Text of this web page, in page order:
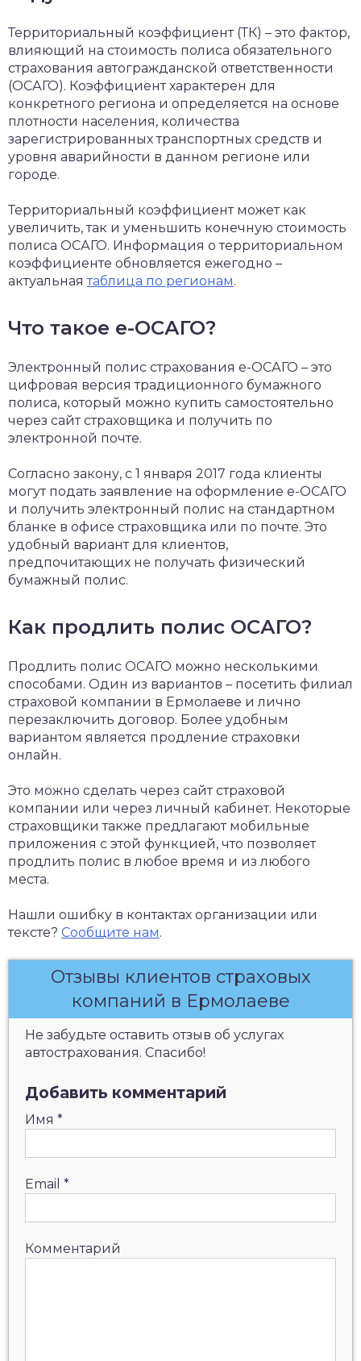
Территориальный коэффициент (ТК) – это фактор,
влияющий на стоимость полиса обязательного
страхования автогражданской ответственности
(ОСАГО). Коэффициент характерен для
конкретного региона и определяется на основе
плотности населения, количества
зарегистрированных транспортных средств и
уровня аварийности в данном регионе или
городе.
Территориальный коэффициент может как
увеличить, так и уменьшить конечную стоимость
полиса ОСАГО. Информация о территориальном
коэффициенте обновляется ежегодно –
актуальнаятаблица по регионам.
Что такое е-ОСАГО?
Электронный полис страхования е-ОСАГО – это
цифровая версия традиционного бумажного
полиса, который можно купить самостоятельно
через сайт страховщика и получить по
электронной почте.
Согласно закону, с 1 января 2017 года клиенты
могут подать заявление на оформление е-ОСАГО
и получить электронный полис на стандартном
бланке в офисе страховщика или по почте. Это
удобный вариант для клиентов,
предпочитающих не получать физический
бумажный полис.
Как продлить полис ОСАГО?
Продлить полис ОСАГО можно несколькими
способами. Один из вариантов – посетить филиал
страховой компании в Ермолаеве и лично
перезаключить договор. Более удобным
вариантом является продление страховки
онлайн.
Это можно сделать через сайт страховой
компании или через личный кабинет. Некоторые
страховщики также предлагают мобильные
приложения с этой функцией, что позволяет
продлить полис в любое время и из любого
места.
Нашли ошибку в контактах организации или
тексте? Сообщите нам.
Отзывы клиентов страховых
компаний в Ермолаеве
Не забудьте оставить отзыв об услугах
автострахования. Спасибо!
Добавить комментарий
Имя *
Email *
Комментарий